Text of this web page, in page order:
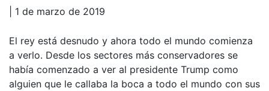
| 1 de marzo de 2019
El rey está desnudo y ahora todo el mundo comienza
a verlo. Desde los sectores más conservadores se
había comenzado a ver al presidente Trump como
alguien que le callaba la boca a todo el mundo con sus